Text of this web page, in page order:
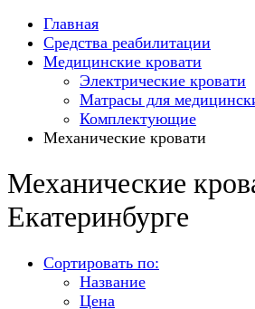
Главная
Средства реабилитации
Медицинские кровати
Электрические кровати
Матрасы для
Комплектующие
Механические кровати
Механические
Екатеринбурге
Сортировать по:
Название
Цена